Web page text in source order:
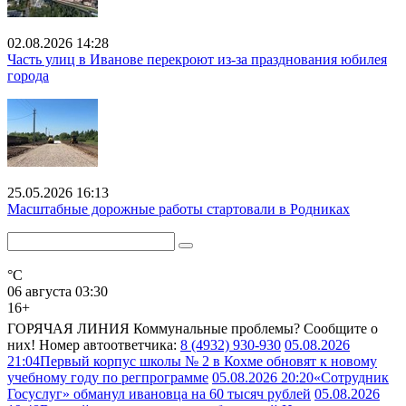
02.08.2026 14:28
Часть улиц в Иванове перекроют из-за празднования юбилея
города
25.05.2026 16:13
Масштабные дорожные работы стартовали в Родниках
°C
06 августа 03:30
16+
ГОРЯЧАЯ ЛИНИЯ Коммунальные проблемы? Сообщите о
них! Номер автоответчика: 8 (4932) 930-930 05.08.2026
21:04Первый корпус школы № 2 в Кохме обновят к новому
учебному году по регпрограмме 05.08.2026 20:20«Сотрудник
Госуслуг» обманул ивановца на 60 тысяч рублей 05.08.2026